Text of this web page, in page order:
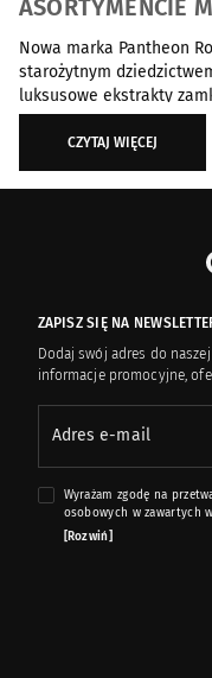
ASORTYMENCIE
Nowa marka Pantheon
starożytnym
luksusowe ekstrakty
przywołują wspomnienia
kompozycjom. Zapach
natomiast O emanuje
to harmonijne
CZYTAJ WIĘCEJ
ZAPISZ SIĘ NA
Dodaj swój adres do
informacje promocyjne,
Adres e-mail
Wyrażam zgodę na
osobowych w zawartych
przesyłania mi
[Rozwiń]